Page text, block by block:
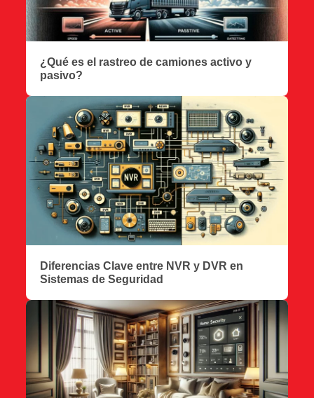
¿Qué es el rastreo de camiones activo y
pasivo?
Diferencias Clave entre NVR y DVR en
Sistemas de Seguridad